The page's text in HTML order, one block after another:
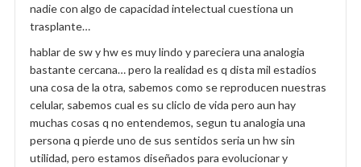
nadie con algo de capacidad intelectual cuestiona un
trasplante…
hablar de sw y hw es muy lindo y pareciera una analogia
bastante cercana… pero la realidad es q dista mil estadios
una cosa de la otra, sabemos como se reproducen nuestras
celular, sabemos cual es su cliclo de vida pero aun hay
muchas cosas q no entendemos, segun tu analogia una
persona q pierde uno de sus sentidos seria un hw sin
utilidad, pero estamos diseñados para evolucionar y